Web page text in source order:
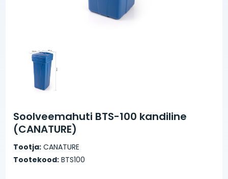
Soolveemahuti BTS-100 kandiline
(CANATURE)
Tootja: CANATURE
Tootekood: BTS100